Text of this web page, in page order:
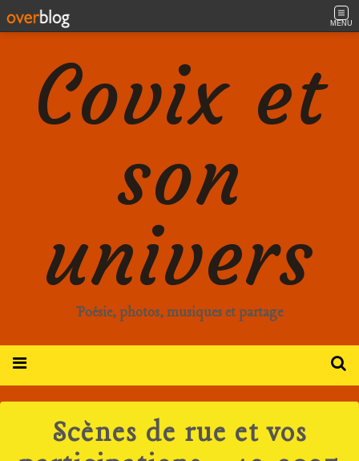
MENU
Covix et
son
univers
Poésie, photos, musiques et partage
Scènes de rue et vos